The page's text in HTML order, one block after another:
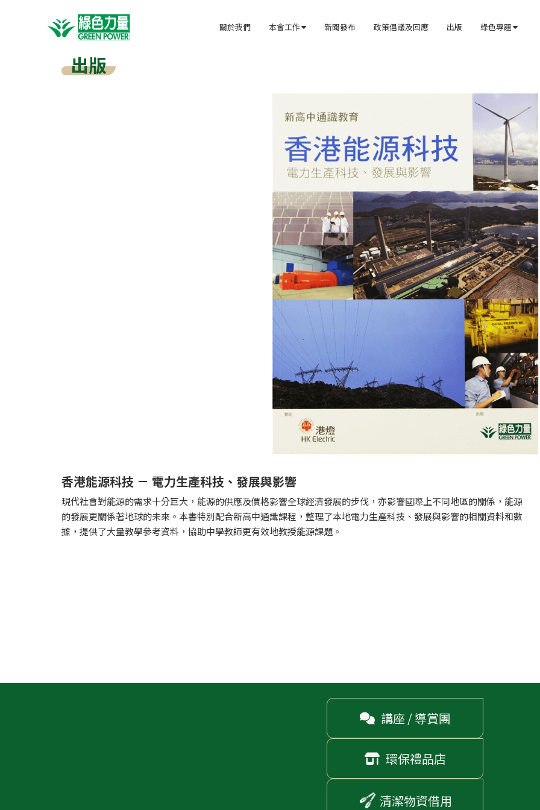
關於我們 本會工作  新聞發布 政策倡議及回應 出版 綠色專題 
出版
香港能源科技 － 電力生產科技、發展與影響
現代社會對能源的需求十分巨大，能源的供應及價格影響全球經濟發展的步伐，亦影響國際上不同地區的關係，能源
的發展更關係著地球的未來。本書特別配合新高中通識課程，整理了本地電力生產科技、發展與影響的相關資料和數
據，提供了大量教學參考資料，協助中學教師更有效地教授能源課題。
 講座 / 導賞團
 環保禮品店
清潔物資借用